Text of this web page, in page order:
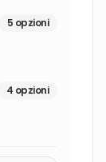
5 opzioni
4 opzioni